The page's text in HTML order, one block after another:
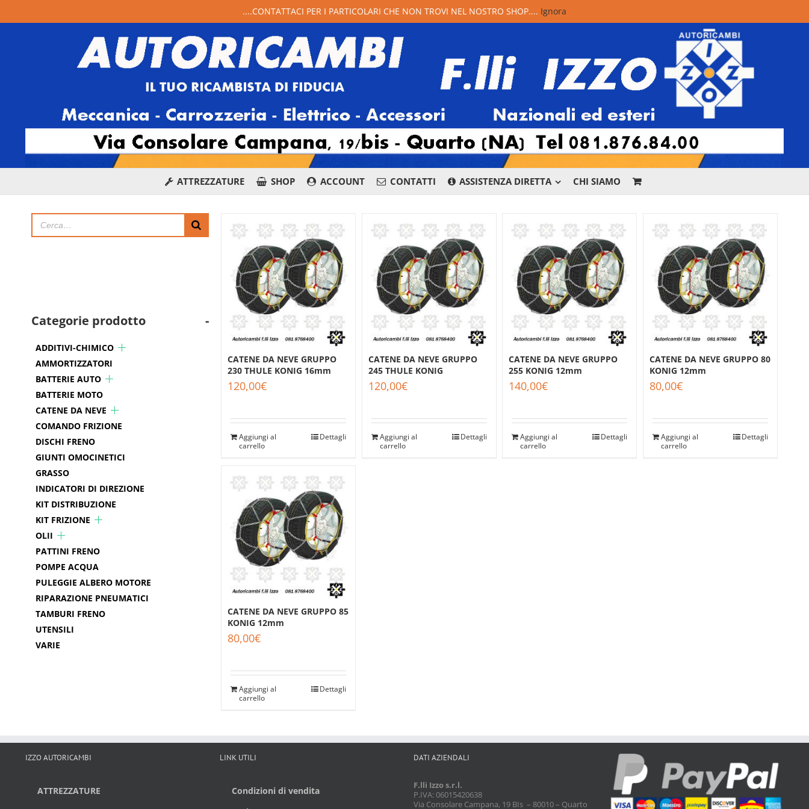
ATTREZZATURE SHOP ACCOUNT CONTATTI ASSISTENZA DIRETTA CHI SIAMO
CATENE DA NEVE GRUPPO
230 THULE KONIG 16mm
120,00€
Aggiungi al
carrello
Dettagli
CATENE DA NEVE GRUPPO
245 THULE KONIG
120,00€
Aggiungi al
carrello
Dettagli
CATENE DA NEVE GRUPPO
255 KONIG 12mm
140,00€
Aggiungi al
carrello
Dettagli
CATENE DA NEVE GRUPPO 80
KONIG 12mm
80,00€
Aggiungi al
carrello
Dettagli
CATENE DA NEVE GRUPPO 85
KONIG 12mm
80,00€
Aggiungi al
carrello
Dettagli
Categorie prodotto -
ADDITIVI-CHIMICO
AMMORTIZZATORI
BATTERIE AUTO
BATTERIE MOTO
CATENE DA NEVE
COMANDO FRIZIONE
DISCHI FRENO
GIUNTI OMOCINETICI
GRASSO
INDICATORI DI DIREZIONE
KIT DISTRIBUZIONE
KIT FRIZIONE
OLII
PATTINI FRENO
POMPE ACQUA
PULEGGIE ALBERO MOTORE
RIPARAZIONE PNEUMATICI
TAMBURI FRENO
UTENSILI
VARIE
IZZO AUTORICAMBI
ATTREZZATURE
LINK UTILI
Condizioni di vendita
DATI AZIENDALI
F.lli Izzo s.r.l.
P.IVA: 06015420638
Via Consolare Campana, 19 BIs – 80010 – Quarto
081 876 8400 Whatsapp Messenger
....CONTATTACI PER I PARTICOLARI CHE NON TROVI NEL NOSTRO SHOP.... Ignora